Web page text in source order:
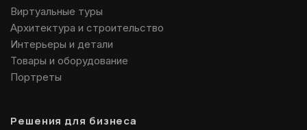
Виртуальные туры
Архитектура и строительство
Интерьеры и детали
Товары и оборудование
Портреты
Решения для бизнеса